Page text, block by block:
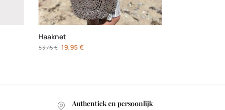
Haaknet
53,45€ 19,95€
Authentiek en persoonlijk